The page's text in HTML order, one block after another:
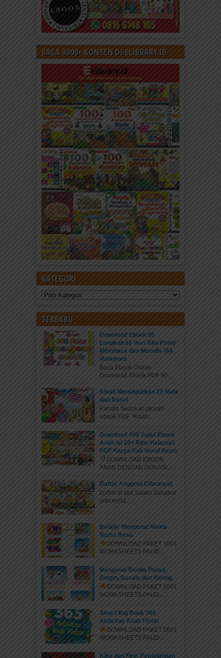
BACA 3000+ KONTEN DI ELIBRARY.ID
KATEGORI
Kategori
TERBARU
Download Ebook 60
Langkah 60 Hari Aku Pintar
Membaca dan Menulis (64
Halaman)
Baca Ebook Online
Download Ebook PDF 60...
Kisah Menakjubkan 25 Nabi
dan Rasul
Pahala Sedekah jariyah
ebook PDF “Kisah...
Download 400 Judul Ebook
Anak Isi 10+ Ribu Halaman
PDF Karya Kak Nurul Ihsan
DOWNLOAD EBOOK
ANAK DENGAN DONASI...
Daftar Anggota Elibrary.id
Daftar di sini Salam Sahabat
elibrary.id...
Belajar Mengenal Nama-
Nama Rasa
DOWNLOAD PAKET 1001
WORKSHEETS PAUD...
Mengenal Benda Panas,
Dingin, Basah, dan Kering
DOWNLOAD PAKET 1001
WORKSHEETS PAUD...
Smart Big Book 365
Aktivitas Anak Pintar
DOWNLOAD PAKET 1001
WORKSHEETS PAUD...
Kiko dan Firo: Petualangan